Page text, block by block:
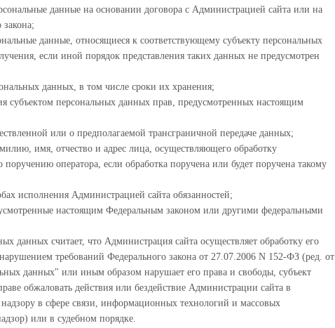
данные на основании договора с Администрацией сайта или на
данные, относящиеся к соответствующему субъекту персональных
если иной порядок представления таких данных не предусмотрен
данных, в том числе сроки их хранения;
субъектом персональных данных прав, предусмотренных настоящим
или о предполагаемой трансграничной передаче данных;
имя, отчество и адрес лица, осуществляющего обработку
оператора, если обработка поручена или будет поручена такому
исполнения Администрацией сайта обязанностей;
настоящим Федеральным законом или другими федеральными
данных считает, что Администрация сайта осуществляет обработку его
требований Федерального закона от 27.07.2006 N 152-ФЗ (ред. от
данных" или иным образом нарушает его права и свободы, субъект
обжаловать действия или бездействие Администрации сайта в
в сфере связи, информационных технологий и массовых
или в судебном порядке.